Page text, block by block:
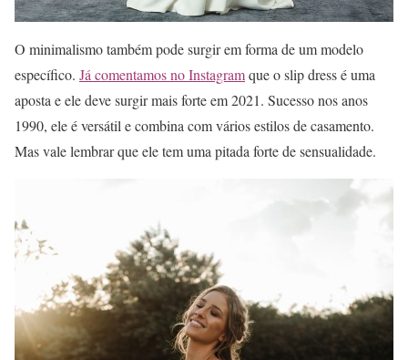
O minimalismo também pode surgir em forma de um modelo
específico. Já comentamos no Instagramque o slip dress é uma
aposta e ele deve surgir mais forte em 2021. Sucesso nos anos
1990, ele é versátil e combina com vários estilos de casamento.
Mas vale lembrar que ele tem uma pitada forte de sensualidade.